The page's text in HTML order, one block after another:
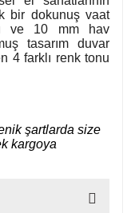
bir dokunuş vaat
ve 10 mm hav
tasarım duvar
4 farklı renk tonu
şartlarda size
kargoya